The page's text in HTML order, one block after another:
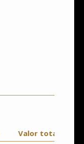
Valor total da